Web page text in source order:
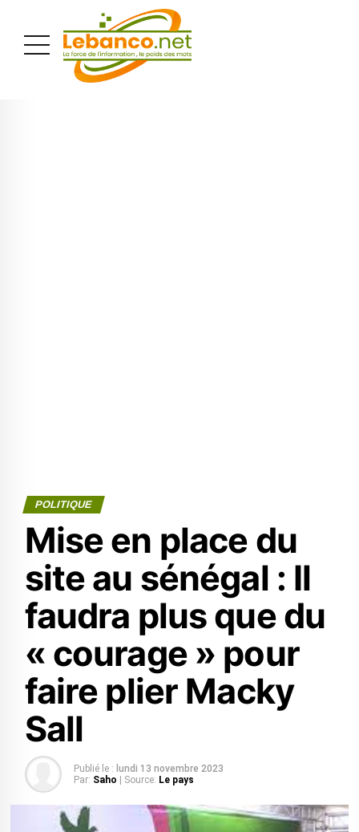
POLITIQUE
Mise en place du
site au sénégal : Il
faudra plus que du
« courage » pour
faire plier Macky
Sall
Publié le : lundi 13 novembre 2023
Par: Saho | Source: Le pays